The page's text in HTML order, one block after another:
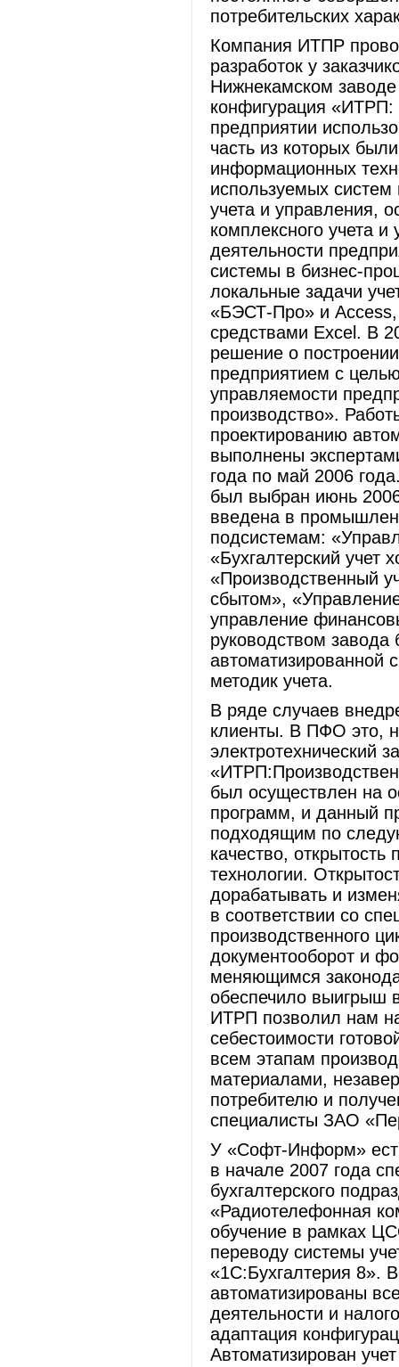
потребительских
Компания ИТПР
разработок у
Нижнекамском
конфигурация «ИТРП:
предприятии
часть из которых
информационных
используемых систем
учета и управления,
комплексного учета
деятельности
системы в бизнес-
локальные задачи
«БЭСТ-Про» и Access,
средствами Excel. В
решение о
предприятием с
управляемости
производство».
проектированию
выполнены
года по май 2006
был выбран июнь
введена в
подсистемам:
«Бухгалтерский учет
«Производственный
сбытом»,
управление
руководством
автоматизированной
методик учета.
В ряде случаев
клиенты. В ПФО это,
электротехнический
был осуществлен на
программ, и данный
подходящим по
качество,
технологии.
дорабатывать и
в соответствии со
производственного
документооборот и
меняющимся
обеспечило выигрыш
ИТРП позволил нам
себестоимости
всем этапам
материалами,
потребителю и
специалисты ЗАО
У «Софт-Информ»
в начале 2007 года
бухгалтерского
«Радиотелефонная
обучение в рамках
переводу системы
«1С:Бухгалтерия 8».
автоматизированы
деятельности и
адаптация
Автоматизирован